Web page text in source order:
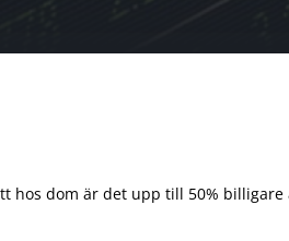
hos dom är det upp till 50%